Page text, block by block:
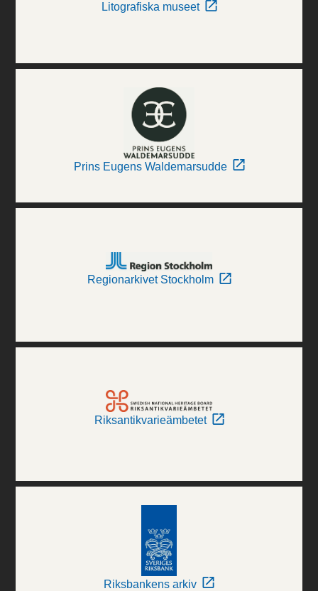
Litografiska museet
Prins Eugens Waldemarsudde
Regionarkivet Stockholm
Riksantikvarieämbetet
Riksbankens arkiv